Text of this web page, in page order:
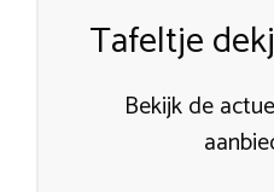
Tafeltje
Bekijk de